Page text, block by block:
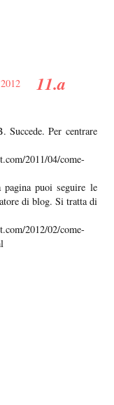
Per centrare
2011/04/come-
puoi seguire le
di blog. Si tratta di
2012/02/come-